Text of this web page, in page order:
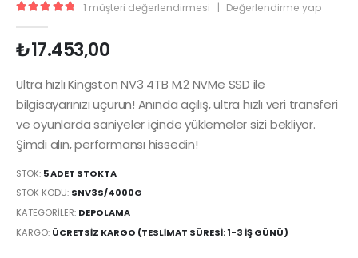
1 müşteri değerlendirmesi | Değerlendirme yap
₺17.453,00
Ultra hızlı Kingston NV3 4TB M.2 NVMe SSD ile
bilgisayarınızı uçurun! Anında açılış, ultra hızlı veri transferi
ve oyunlarda saniyeler içinde yüklemeler sizi bekliyor.
Şimdi alın, performansı hissedin!
STOK: 5 ADET STOKTA
STOK KODU: SNV3S/4000G
KATEGORILER: DEPOLAMA
KARGO: ÜCRETSIZ KARGO (TESLIMAT SÜRESI: 1-3 İŞ GÜNÜ)